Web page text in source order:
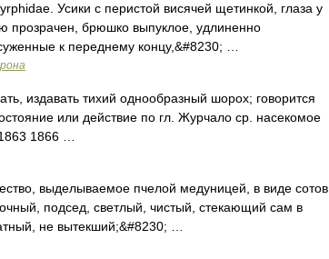
Усики с перистой висячей щетинкой, глаза у
прозрачен, брюшко выпуклое, удлиненно
к переднему концу,&#8230; …
издавать тихий однообразный шорох; говорится
или действие по гл. Журчало ср. насекомое
1866 …
выделываемое пчелой медуницей, в виде сотов,
подсед, светлый, чистый, стекающий сам в
не вытекший;&#8230; …